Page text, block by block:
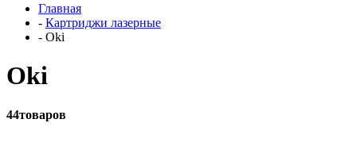
Главная
- Картриджи лазерные
- Oki
Oki
44товаров